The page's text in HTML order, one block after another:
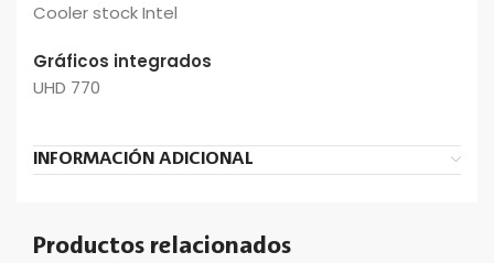
Cooler stock Intel
Gráficos integrados
UHD 770
INFORMACIÓN ADICIONAL
Productos relacionados